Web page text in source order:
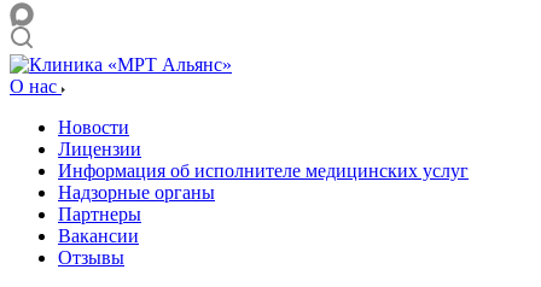
О нас
Новости
Лицензии
Информация об исполнителе медицинских услуг
Надзорные органы
Партнеры
Вакансии
Отзывы